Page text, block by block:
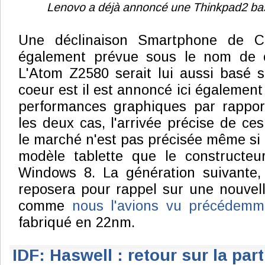
Lenovo a déjà annoncé une Thinkpad2
Une déclinaison Smartphone de
également prévue sous le nom de
L'Atom Z2580 serait lui aussi basé
coeur est il est annoncé ici
performances graphiques par
les deux cas, l'arrivée précise de
le marché n'est pas précisée même
modèle tablette que le
Windows 8. La génération
reposera pour rappel sur une
comme nous l'avions vu
fabriqué en 22nm.
IDF: Haswell : retour sur la